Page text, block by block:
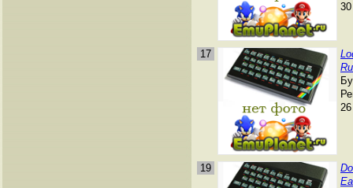
30
17
26
19